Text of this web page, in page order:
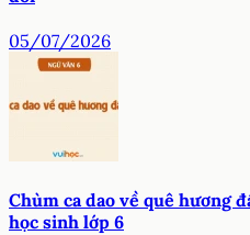
05/07/2026
Chùm ca dao về quê hương
học sinh lớp 6